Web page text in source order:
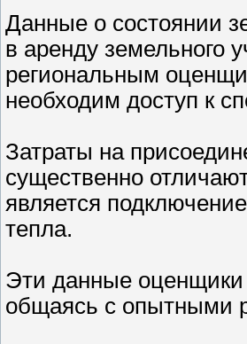
Данные о состоянии
в аренду земельного
региональным
необходим доступ к
Затраты на
существенно
является
тепла.
Эти данные оценщики
общаясь с опытными